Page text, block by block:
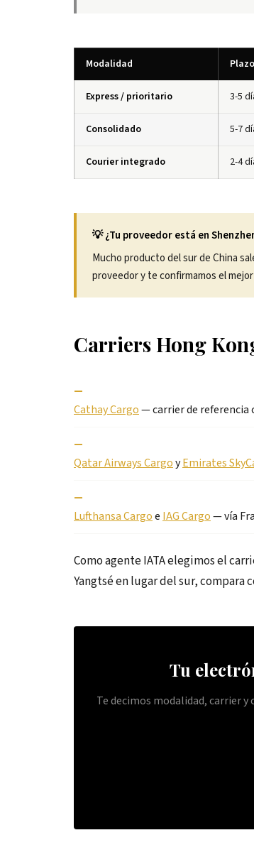
Modalidad
Express / prioritario 3-5
Consolidado 5-7
Courier integrado 2-4
💡 ¿Tu proveedor está en
Mucho producto del sur de China
proveedor y te confirmamos el
Carriers Hong
—
Cathay Cargo— carrier de referencia
—
Qatar Airways CargoyEmirates
—
Lufthansa Cargoe IAG Cargo— vía
Como agente IATA elegimos el
Yangtsé en lugar del sur, compara
Tu
Te decimos modalidad, carrier